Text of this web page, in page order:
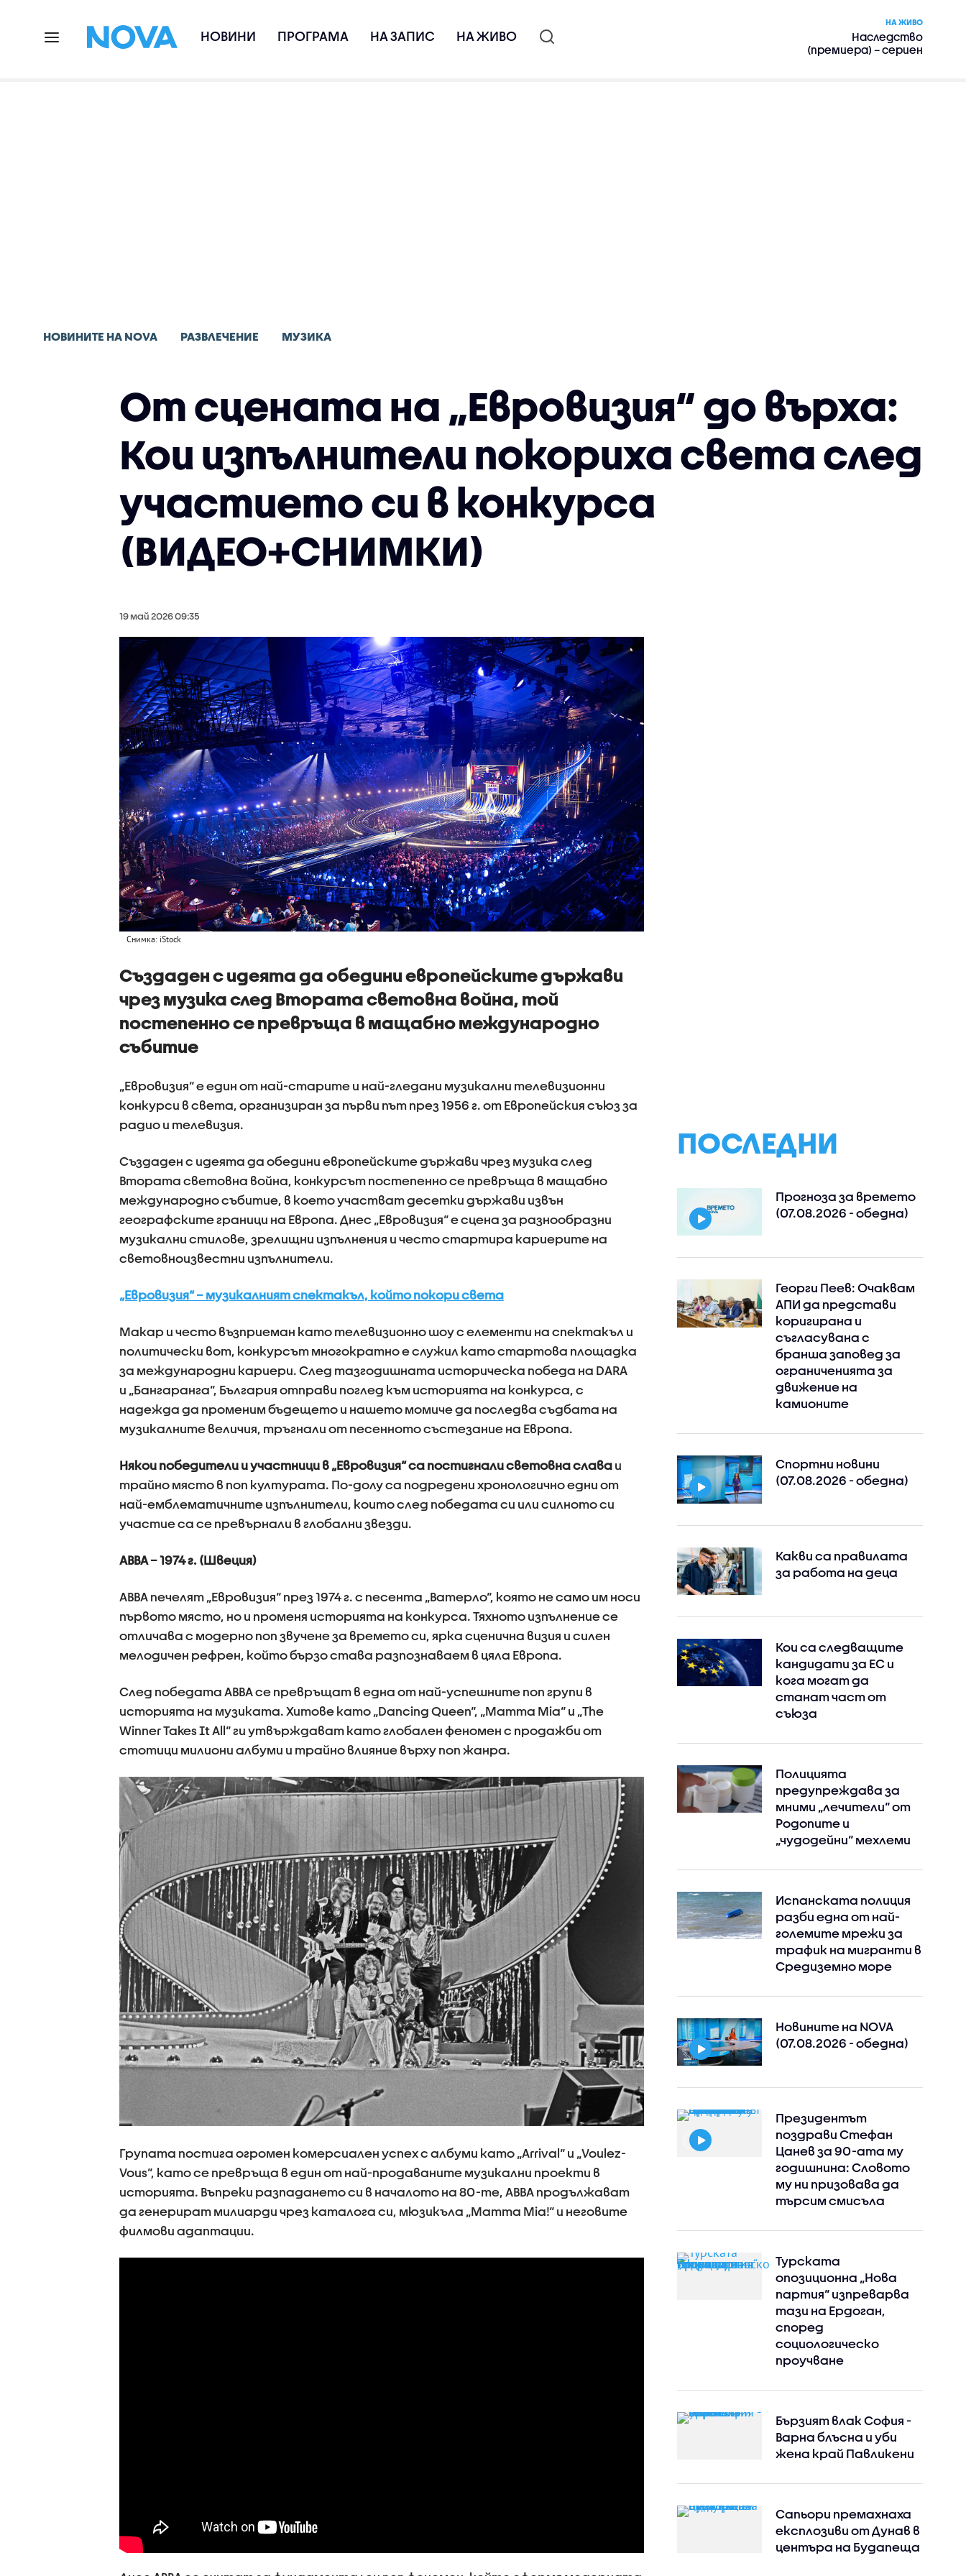
НОВИНИ ПРОГРАМА НА ЗАПИС НА ЖИВО
НА ЖИВО
Наследство
(премиера) – сериен
НОВИНИТЕ НА NOVA РАЗВЛЕЧЕНИЕ МУЗИКА
От сцената на „Евровизия“ до върха:
Кои изпълнители покориха света след
участието си в конкурса
(ВИДЕО+СНИМКИ)
19 май 2026 09:35
Снимка: iStock
Създаден с идеята да обедини европейските държави
чрез музика след Втората световна война, той
постепенно се превръща в мащабно международно
събитие
„Евровизия“ е един от най-старите и най-гледани музикални телевизионни
конкурси в света, организиран за първи път през 1956 г. от Европейския съюз за
радио и телевизия.
Създаден с идеята да обедини европейските държави чрез музика след
Втората световна война, конкурсът постепенно се превръща в мащабно
международно събитие, в което участват десетки държави извън
географските граници на Европа. Днес „Евровизия“ е сцена за разнообразни
музикални стилове, зрелищни изпълнения и често стартира кариерите на
световноизвестни изпълнители.
„Евровизия“ – музикалният спектакъл, който покори света
Макар и често възприеман като телевизионно шоу с елементи на спектакъл и
политически вот, конкурсът многократно е служил като стартова площадка
за международни кариери. След тазгодишната историческа победа на DARA
и „Бангаранга“, България отправи поглед към историята на конкурса, с
надежда да променим бъдещето и нашето момиче да последва съдбата на
музикалните величия, тръгнали от песенното състезание на Европа.
Някои победители и участници в „Евровизия“ са постигнали световна славаи
трайно място в поп културата. По-долу са подредени хронологично едни от
най-емблематичните изпълнители, които след победата си или силното си
участие са се превърнали в глобални звезди.
ABBA – 1974 г. (Швеция)
ABBA печелят „Евровизия“ през 1974 г. с песента „Ватерло“, която не само им носи
първото място, но и променя историята на конкурса. Тяхното изпълнение се
отличава с модерно поп звучене за времето си, ярка сценична визия и силен
мелодичен рефрен, който бързо става разпознаваем в цяла Европа.
След победата ABBA се превръщат в една от най-успешните поп групи в
историята на музиката. Хитове като „Dancing Queen“, „Mamma Mia“ и „The
Winner Takes It All“ ги утвърждават като глобален феномен с продажби от
стотици милиони албуми и трайно влияние върху поп жанра.
Групата постига огромен комерсиален успех с албуми като „Arrival“ и „Voulez-
Vous“, като се превръща в един от най-продаваните музикални проекти в
историята. Въпреки разпадането си в началото на 80-те, ABBA продължават
да генерират милиарди чрез каталога си, мюзикъла „Mamma Mia!“ и неговите
филмови адаптации.
ПОСЛЕДНИ
Прогноза за времето
(07.08.2026 - обедна)
Георги Пеев: Очаквам
АПИ да представи
коригирана и
съгласувана с
бранша заповед за
ограниченията за
движение на
камионите
Спортни новини
(07.08.2026 - обедна)
Какви са правилата
за работа на деца
Кои са следващите
кандидати за ЕС и
кога могат да
станат част от
съюза
Полицията
предупреждава за
мними „лечители“ от
Родопите и
„чудодейни“ мехлеми
Испанската полиция
разби една от най-
големите мрежи за
трафик на мигранти в
Средиземно море
Новините на NOVA
(07.08.2026 - обедна)
Президентът
поздрави Стефан
Цанев за 90-ата му
годишнина: Словото
му ни призовава да
търсим смисъла
Турската
опозиционна „Нова
партия“ изпреварва
тази на Ердоган,
според
социологическо
проучване
Бързият влак София -
Варна блъсна и уби
жена край Павликени
Сапьори премахнаха
експлозиви от Дунав в
центъра на Будапеща